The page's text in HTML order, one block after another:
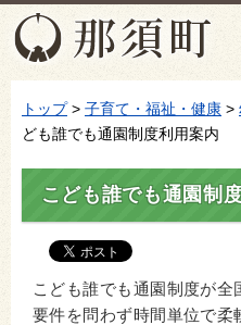
トップ> 子育て・福祉・健康 >
ども誰でも通園制度利用案内
こども誰でも通園制
こども誰でも通園制度が
要件を問わず時間単位で